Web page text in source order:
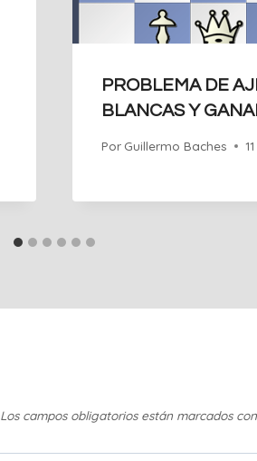
PROBLEMA DE
BLANCAS Y
Por Guillermo Baches
Los campos obligatorios están marcados